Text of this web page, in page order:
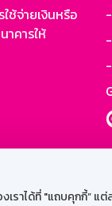
ได้ที่ "แถบคุกกี้” แต่
ช้จ่ายเงินหรือ
คารให้